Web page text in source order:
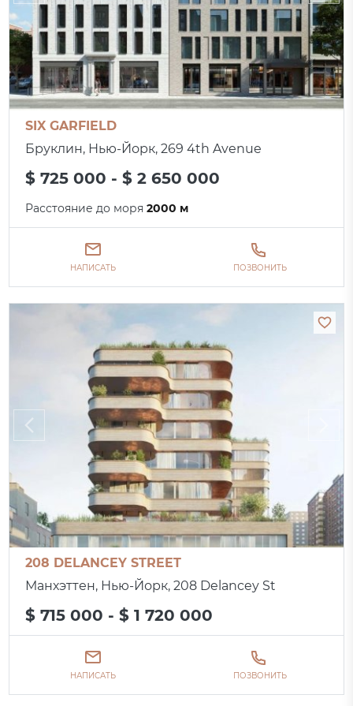
SIX GARFIELD
Бруклин, Нью-Йорк, 269 4th Avenue
$ 725 000 - $ 2 650 000
Расстояние до моря2000 м
НАПИСАТЬ ПОЗВОНИТЬ
208 DELANCEY STREET
Манхэттен, Нью-Йорк, 208 Delancey St
$ 715 000 - $ 1 720 000
НАПИСАТЬ ПОЗВОНИТЬ